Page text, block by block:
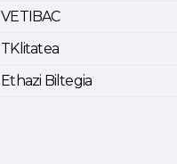
VETIBAC
TKlitatea
Ethazi Biltegia